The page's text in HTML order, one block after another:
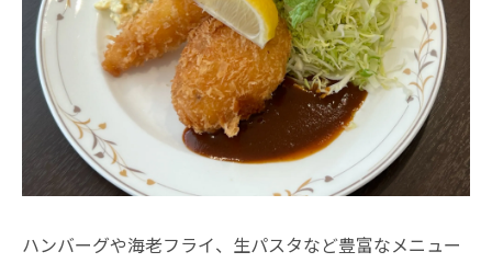
ハンバーグや海老フライ、生パスタなど豊富なメニュー